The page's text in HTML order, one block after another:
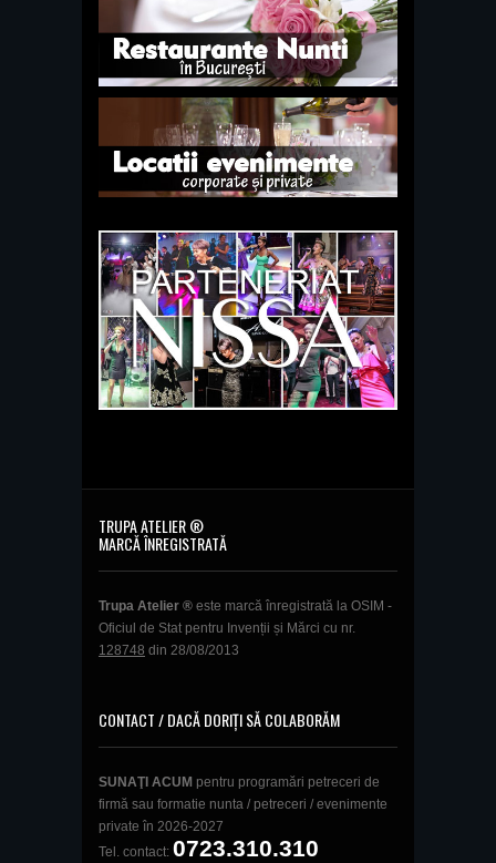
TRUPA ATELIER ®
MARCĂ ÎNREGISTRATĂ
Trupa Atelier ® este marcă înregistrată la OSIM -
Oficiul de Stat pentru Invenții și Mărci cu nr.
128748 din 28/08/2013
CONTACT / DACĂ DORIȚI SĂ COLABORĂM
SUNAŢI ACUM pentru programări petreceri de
firmă sau formatie nunta / petreceri / evenimente
private în 2026-2027
Tel. contact: 0723.310.310